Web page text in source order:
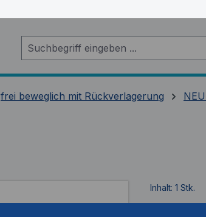
frei beweglich mit Rückverlagerung
Inhalt: 1 Stk.